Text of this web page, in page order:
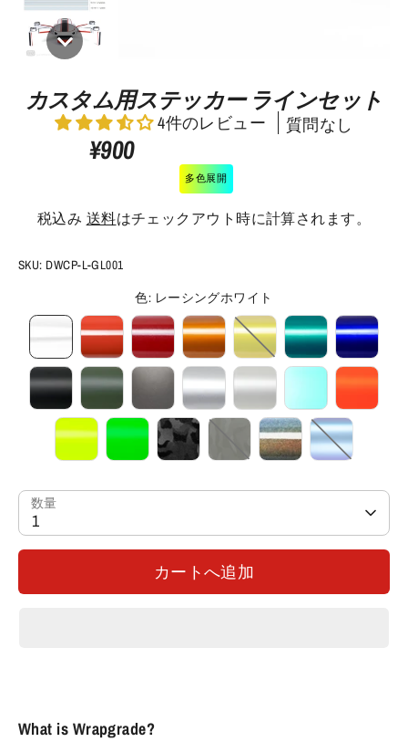
カスタム用ステッカー ラインセット
4件のレビュー 質問なし
¥900
多色展開
税込み 送料はチェックアウト時に計算されます。
SKU: DWCP-L-GL001
色: レーシングホワイト
数量
1
カートへ追加
What is Wrapgrade?